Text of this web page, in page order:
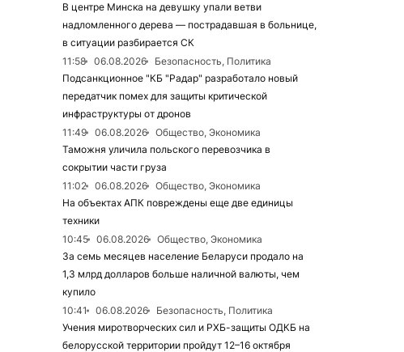
В центре Минска на девушку упали ветви
надломленного дерева — пострадавшая в больнице,
в ситуации разбирается СК
11:58
06.08.2026
Безопасность, Политика
Подсанкционное "КБ "Радар" разработало новый
передатчик помех для защиты критической
инфраструктуры от дронов
11:49
06.08.2026
Общество, Экономика
Таможня уличила польского перевозчика в
сокрытии части груза
11:02
06.08.2026
Общество, Экономика
На объектах АПК повреждены еще две единицы
техники
10:45
06.08.2026
Общество, Экономика
За семь месяцев население Беларуси продало на
1,3 млрд долларов больше наличной валюты, чем
купило
10:41
06.08.2026
Безопасность, Политика
Учения миротворческих сил и РХБ-защиты ОДКБ на
белорусской территории пройдут 12–16 октября